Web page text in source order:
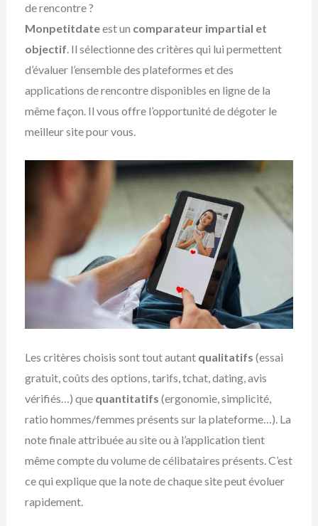
de rencontre ?
Monpetitdateest un comparateur impartial et
objectif. Il sélectionne des critères qui lui permettent
d’évaluer l’ensemble des plateformes et des
applications de rencontre disponibles en ligne de la
même façon. Il vous offre l’opportunité de dégoter le
meilleur site pour vous.
Les critères choisis sont tout autant qualitatifs (essai
gratuit, coûts des options, tarifs, tchat, dating, avis
vérifiés…) que quantitatifs (ergonomie, simplicité,
ratio hommes/femmes présents sur la plateforme…). La
note finale attribuée au site ou à l’application tient
même compte du volume de célibataires présents. C’est
ce qui explique que la note de chaque site peut évoluer
rapidement.